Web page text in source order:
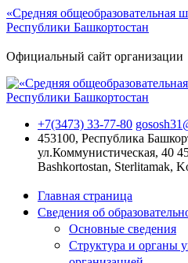
«Средняя общеобразовательная
Республики Башкортостан
Официальный сайт организации
+7(3473) 33-77-80
453100, Республика
ул.Коммунистическая, 40
Bashkortostan, Sterlitamak,
Главная страница
Сведения об
Основные сведения
Структура и органы